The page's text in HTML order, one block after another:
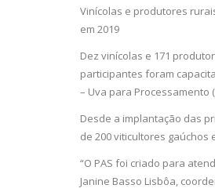
Vinícolas e produtores
em 2019
Dez vinícolas e 171
participantes foram
– Uva para Processamento
Desde a implantação das
de 200 viticultores
“O PAS foi criado para
Janine Basso Lisbôa,